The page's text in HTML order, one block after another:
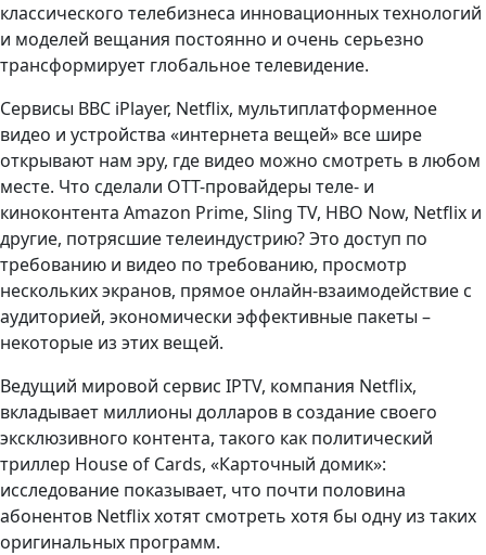
классического телебизнеса инновационных технологий
и моделей вещания постоянно и очень серьезно
трансформирует глобальное телевидение.
Сервисы BBC iPlayer, Netflix, мультиплатформенное
видео и устройства «интернета вещей» все шире
открывают нам эру, где видео можно смотреть в любом
месте. Что сделали ОТТ-провайдеры теле- и
киноконтента Amazon Prime, Sling TV, HBO Now, Netflix и
другие, потрясшие телеиндустрию? Это доступ по
требованию и видео по требованию, просмотр
нескольких экранов, прямое онлайн-взаимодействие с
аудиторией, экономически эффективные пакеты –
некоторые из этих вещей.
Ведущий мировой сервис IPTV, компания Netflix,
вкладывает миллионы долларов в создание своего
эксклюзивного контента, такого как политический
триллер House of Cards, «Карточный домик»:
исследование показывает, что почти половина
абонентов Netflix хотят смотреть хотя бы одну из таких
оригинальных программ.